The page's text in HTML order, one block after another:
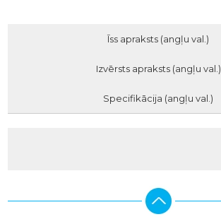
Īss apraksts (angļu val.)
Izvērsts apraksts (angļu val.)
Specifikācija (angļu val.)